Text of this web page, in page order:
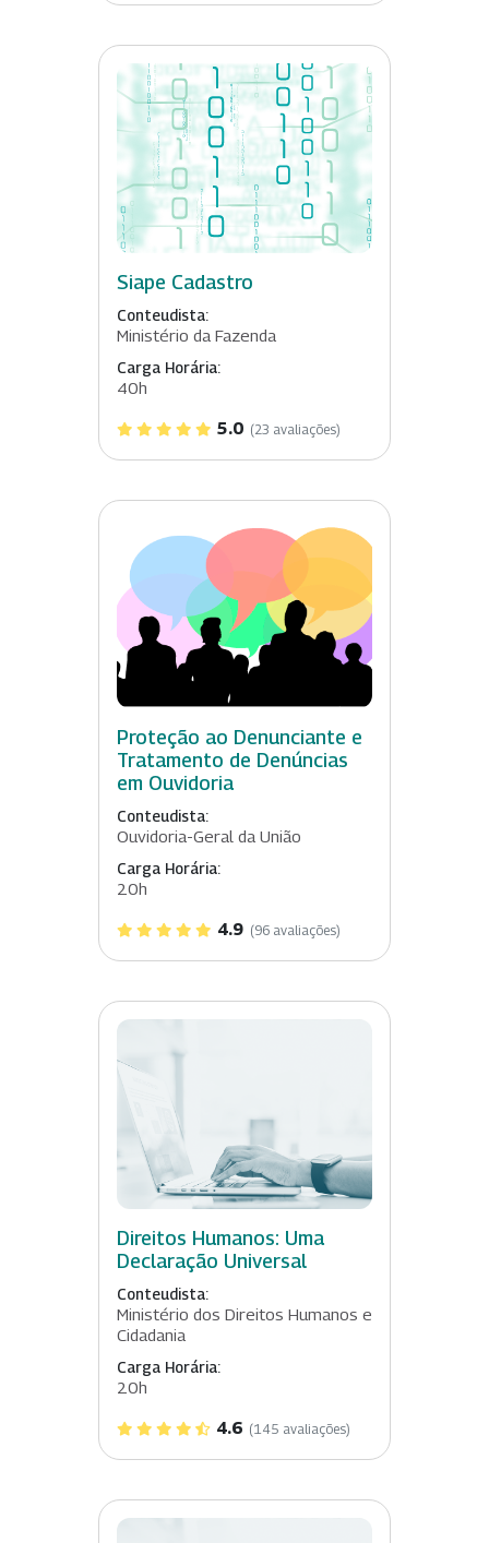
Siape Cadastro
Conteudista:
Ministério da Fazenda
Carga Horária:
40h
5.0 (23 avaliações)
Proteção ao Denunciante e
Tratamento de Denúncias
em Ouvidoria
Conteudista:
Ouvidoria-Geral da União
Carga Horária:
20h
4.9 (96 avaliações)
Direitos Humanos: Uma
Declaração Universal
Conteudista:
Ministério dos Direitos Humanos e
Cidadania
Carga Horária:
20h
4.6 (145 avaliações)